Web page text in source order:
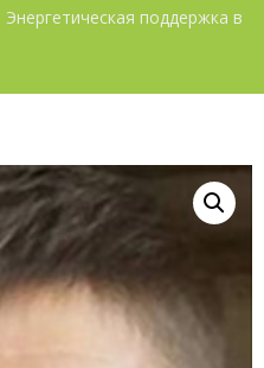
Энергетическая поддержка в